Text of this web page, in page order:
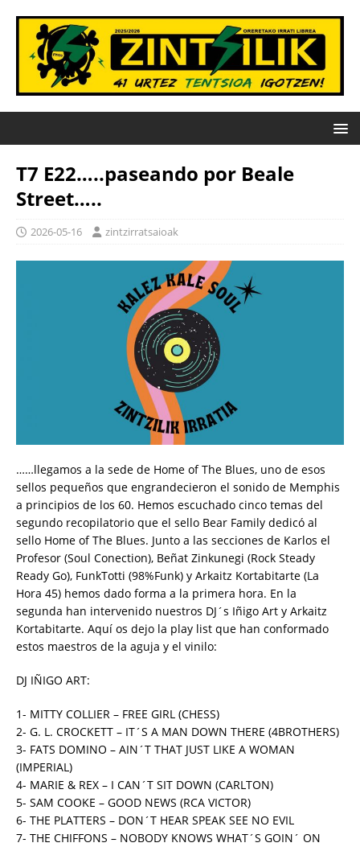
T7 E22…..paseando por Beale
Street…..
2026-05-16 zintzirratsaioak
……llegamos a la sede de Home of The Blues, uno de esos
sellos pequeños que engrandecieron el sonido de Memphis
a principios de los 60. Hemos escuchado cinco temas del
segundo recopilatorio que el sello Bear Family dedicó al
sello Home of The Blues. Junto a las secciones de Karlos el
Profesor (Soul Conection), Beñat Zinkunegi (Rock Steady
Ready Go), FunkTotti (98%Funk) y Arkaitz Kortabitarte (La
Hora 45) hemos dado forma a la primera hora. En la
segunda han intervenido nuestros DJ´s Iñigo Art y Arkaitz
Kortabitarte. Aquí os dejo la play list que han conformado
estos maestros de la aguja y el vinilo:
DJ IÑIGO ART:
1- MITTY COLLIER – FREE GIRL (CHESS)
2- G. L. CROCKETT – IT´S A MAN DOWN THERE (4BROTHERS)
3- FATS DOMINO – AIN´T THAT JUST LIKE A WOMAN
(IMPERIAL)
4- MARIE & REX – I CAN´T SIT DOWN (CARLTON)
5- SAM COOKE – GOOD NEWS (RCA VICTOR)
6- THE PLATTERS – DON´T HEAR SPEAK SEE NO EVIL
7- THE CHIFFONS – NOBODY KNOWS WHAT´S GOIN´ ON